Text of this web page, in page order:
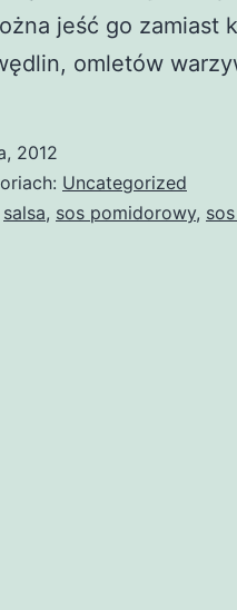
jeść go zamiast
omletów
2012
Uncategorized
salsa, sos pomidorowy,